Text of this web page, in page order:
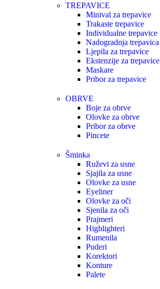
TREPAVICE
Minival za trepavice
Trakaste trepavice
Individualne trepavice
Nadogradnja trepavica
Ljepila za trepavice
Ekstenzije za trepavice
Maskare
Pribor za trepavice
OBRVE
Boje za obrve
Olovke za obrve
Pribor za obrve
Pincete
Šminka
Ruževi za usne
Sjajila za usne
Olovke za usne
Eyeliner
Olovke za oči
Sjenila za oči
Prajmeri
Highlighteri
Rumenila
Puderi
Korektori
Konture
Palete